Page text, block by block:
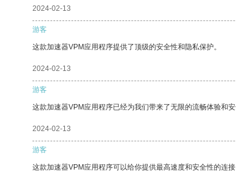
2024-02-13
游客
这款加速器VPM应用程序提供了顶级的安全性和隐私保护。
2024-02-13
游客
这款加速器VPM应用程序已经为我们带来了无限的流畅体验和安
2024-02-13
游客
这款加速器VPM应用程序可以给你提供最高速度和安全性的连